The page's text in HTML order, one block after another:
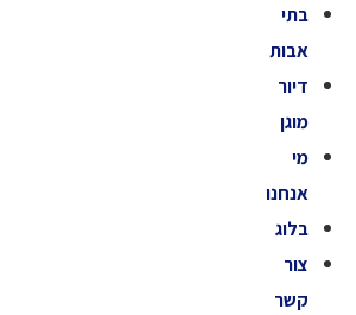
בתי
אבות
דיור
מוגן
מי
אנחנו
בלוג
צור
קשר